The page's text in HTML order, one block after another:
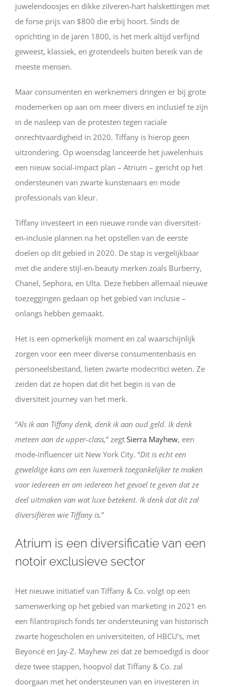
juwelendoosjes en dikke zilveren-hart halskettingen met
de forse prijs van $800 die erbij hoort. Sinds de
oprichting in de jaren 1800, is het merk altijd verfijnd
geweest, klassiek, en grotendeels buiten bereik van de
meeste mensen.
Maar consumenten en werknemers dringen er bij grote
modemerken op aan om meer divers en inclusief te zijn
in de nasleep van de protesten tegen raciale
onrechtvaardigheid in 2020. Tiffany is hierop geen
uitzondering. Op woensdag lanceerde het juwelenhuis
een nieuw social-impact plan – Atrium – gericht op het
ondersteunen van zwarte kunstenaars en mode
professionals van kleur.
Tiffany investeert in een nieuwe ronde van diversiteit-
en-inclusie plannen na het opstellen van de eerste
doelen op dit gebied in 2020. De stap is vergelijkbaar
met die andere stijl-en-beauty merken zoals Burberry,
Chanel, Sephora, en Ulta. Deze hebben allemaal nieuwe
toezeggingen gedaan op het gebied van inclusie –
onlangs hebben gemaakt.
Het is een opmerkelijk moment en zal waarschijnlijk
zorgen voor een meer diverse consumentenbasis en
personeelsbestand, lieten zwarte modecritici weten. Ze
zeiden dat ze hopen dat dit het begin is van de
diversiteit journey van het merk.
“Als ik aan Tiffany denk, denk ik aan oud geld. Ik denk
meteen aan de upper-class,” zegt Sierra Mayhew, een
mode-influencer uit New York City. “Dit is echt een
geweldige kans om een luxemerk toegankelijker te maken
voor iedereen en om iedereen het gevoel te geven dat ze
deel uitmaken van wat luxe betekent. Ik denk dat dit zal
diversifiëren wie Tiffany is.”
Atrium is een diversificatie van een
notoir exclusieve sector
Het nieuwe initiatief van Tiffany & Co. volgt op een
samenwerking op het gebied van marketing in 2021 en
een filantropisch fonds ter ondersteuning van historisch
zwarte hogescholen en universiteiten, of HBCU’s, met
Beyoncé en Jay-Z. Mayhew zei dat ze bemoedigd is door
deze twee stappen, hoopvol dat Tiffany & Co. zal
doorgaan met het ondersteunen van en investeren in